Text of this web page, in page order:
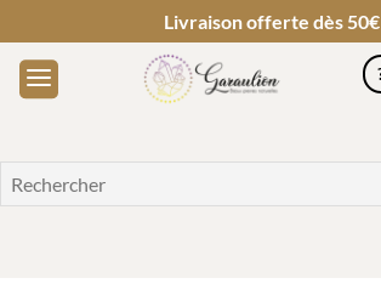
Livraison offerte dès 50€